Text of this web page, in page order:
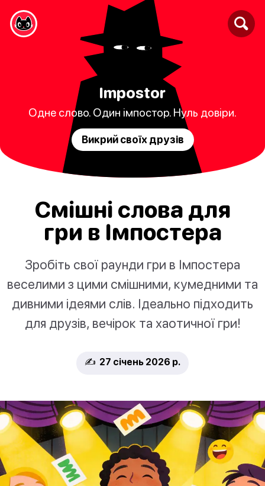
Impostor
Одне слово. Один імпостор. Нуль довіри.
Викрий своїх друзів
Смішні слова для
гри в Імпостера
Зробіть свої раунди гри в Імпостера
веселими з цими смішними, кумедними та
дивними ідеями слів. Ідеально підходить
для друзів, вечірок та хаотичної гри!
✍️ 27 січень 2026 р.